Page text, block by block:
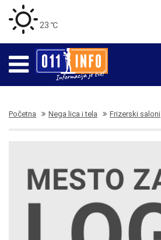
23 ℃
Početna Nega lica i tela Frizerski saloni